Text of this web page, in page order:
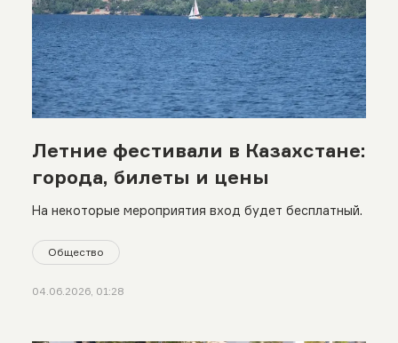
Летние фестивали в Казахстане:
города, билеты и цены
На некоторые мероприятия вход будет бесплатный.
Общество
04.06.2026, 01:28